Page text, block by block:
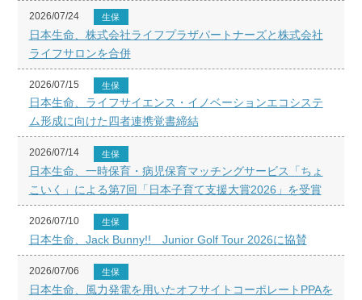
2026/07/24 生保
日本生命、株式会社ライフプラザパートナーズと株式会社
ライフサロンを合併
2026/07/15 生保
日本生命、ライフサイエンス・イノベーションエコシステ
ム形成に向けた四者連携覚書締結
2026/07/14 生保
日本生命、一時保育・病児保育マッチングサービス「ちょ
こいく」による第7回「日本子育て支援大賞2026」を受賞
2026/07/10 生保
日本生命、Jack Bunny!! Junior Golf Tour 2026に協賛
2026/07/06 生保
日本生命、風力発電を用いたオフサイトコーポレートPPAを